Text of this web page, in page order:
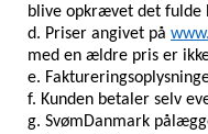
blive opkrævet det fulde
d. Priser angivet på
med en ældre pris er
e.
f. Kunden betaler selv
g. SvømDanmark